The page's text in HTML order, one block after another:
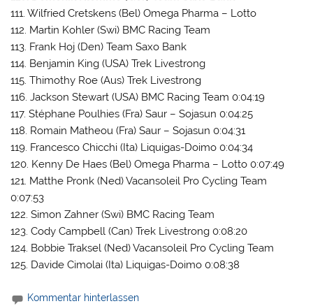
111. Wilfried Cretskens (Bel) Omega Pharma – Lotto
112. Martin Kohler (Swi) BMC Racing Team
113. Frank Hoj (Den) Team Saxo Bank
114. Benjamin King (USA) Trek Livestrong
115. Thimothy Roe (Aus) Trek Livestrong
116. Jackson Stewart (USA) BMC Racing Team 0:04:19
117. Stéphane Poulhies (Fra) Saur – Sojasun 0:04:25
118. Romain Matheou (Fra) Saur – Sojasun 0:04:31
119. Francesco Chicchi (Ita) Liquigas-Doimo 0:04:34
120. Kenny De Haes (Bel) Omega Pharma – Lotto 0:07:49
121. Matthe Pronk (Ned) Vacansoleil Pro Cycling Team
0:07:53
122. Simon Zahner (Swi) BMC Racing Team
123. Cody Campbell (Can) Trek Livestrong 0:08:20
124. Bobbie Traksel (Ned) Vacansoleil Pro Cycling Team
125. Davide Cimolai (Ita) Liquigas-Doimo 0:08:38
Kommentar hinterlassen